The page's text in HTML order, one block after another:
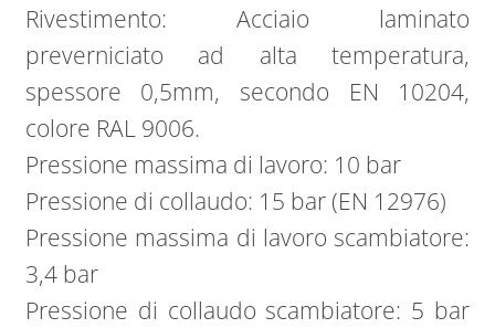
Rivestimento: Acciaio laminato
preverniciato ad alta temperatura,
spessore 0,5mm, secondo EN 10204,
colore RAL 9006.
Pressione massima di lavoro: 10 bar
Pressione di collaudo: 15 bar (EN 12976)
Pressione massima di lavoro scambiatore:
3,4 bar
Pressione di collaudo scambiatore: 5 bar